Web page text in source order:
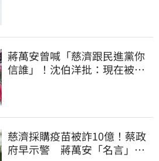
蔣萬安曾喊「慈濟跟民進黨你
信誰」！沈伯洋批：現在被發
慈濟採購疫苗被詐10億！蔡政
府早示警 蔣萬安「名言」翻